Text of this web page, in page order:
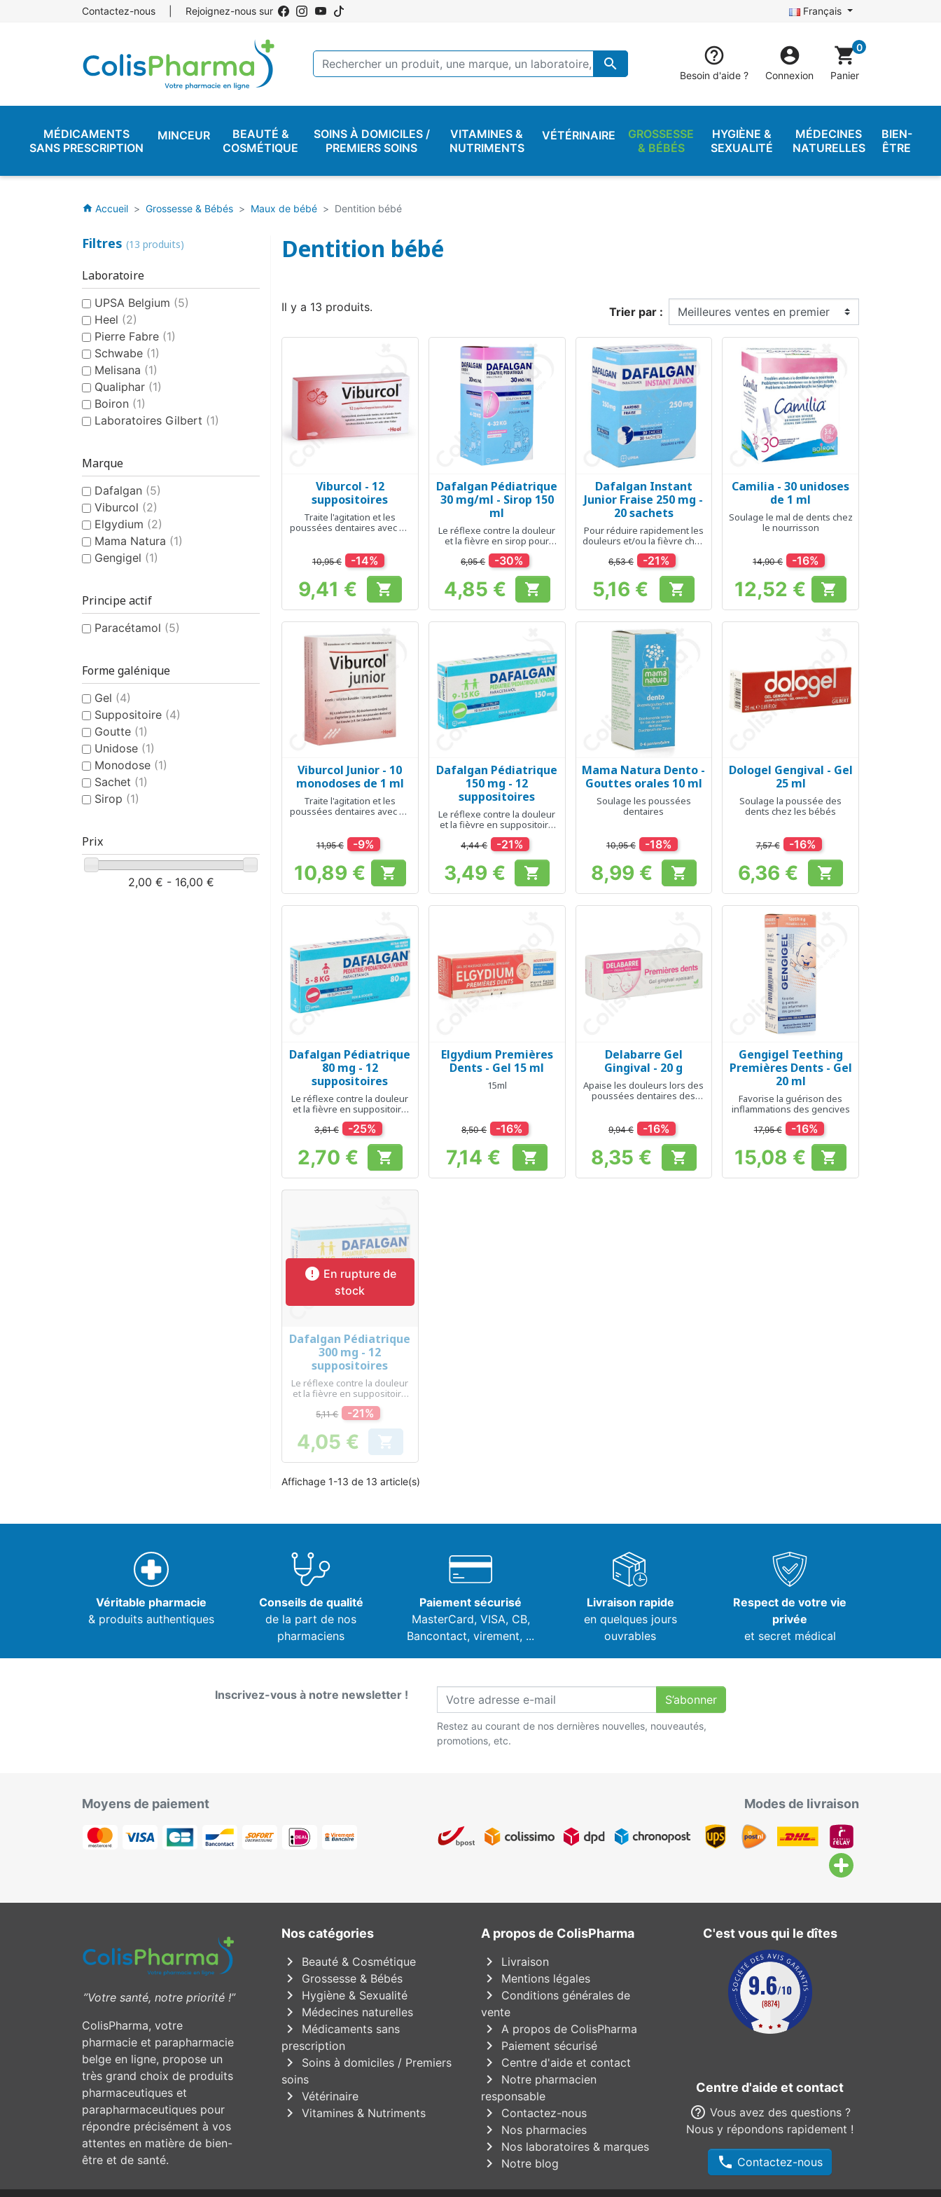
Contactez-nous Rejoignez-nous sur Français
 
Besoin d'aide ?

Connexion
shopping_cart0
Panier
MÉDICAMENTS
SANS PRESCRIPTION
MINCEUR
BEAUTÉ &
COSMÉTIQUE
SOINS À DOMICILES /
PREMIERS SOINS
VITAMINES &
NUTRIMENTS
VÉTÉRINAIRE
GROSSESSE
& BÉBÉS
HYGIÈNE &
SEXUALITÉ
MÉDECINES
NATURELLES
BIEN-
ÊTRE
home Accueil Grossesse & Bébés Maux de bébé Dentition bébé
Filtres (13 produits)
Laboratoire
UPSA Belgium (5)
Heel (2)
Pierre Fabre (1)
Schwabe (1)
Melisana (1)
Qualiphar (1)
Boiron (1)
Laboratoires Gilbert (1)
Marque
Dafalgan (5)
Viburcol (2)
Elgydium (2)
Mama Natura (1)
Gengigel (1)
Principe actif
Paracétamol (5)
Forme galénique
Gel (4)
Suppositoire (4)
Goutte (1)
Unidose (1)
Monodose (1)
Sachet (1)
Sirop (1)
Prix
2,00 € - 16,00 €
Dentition bébé
Il y a 13 produits. Trier par :
Aperçu rapide
Viburcol - 12
suppositoires
Traite l'agitation et les
poussées dentaires avec ou
10,95 € -14%
Prix
9,41 € 
 Aperçu rapide
Dafalgan Pédiatrique
30 mg/ml - Sirop 150
ml
Le réflexe contre la douleur
et la fièvre en sirop pour
enfant
6,95 € -30%
Prix
4,85 € 
Aperçu rapide
Dafalgan Instant
Junior Fraise 250 mg -
20 sachets
Pour réduire rapidement les
douleurs et/ou la fièvre chez
les enfants
6,53 € -21%
Prix
5,16 € 
Aperçu rapide
Camilia - 30 unidoses
de 1 ml
Soulage le mal de dents chez
le nourrisson
14,90 € -16%
Prix
12,52 € 
Aperçu rapide
Viburcol Junior - 10
monodoses de 1 ml
Traite l'agitation et les
poussées dentaires avec ou
11,95 € -9%
Prix
10,89 € 
 Aperçu rapide
Dafalgan Pédiatrique
150 mg - 12
suppositoires
Le réflexe contre la douleur
et la fièvre en suppositoire
pour enfant
4,44 € -21%
Prix
3,49 € 
Aperçu rapide
Mama Natura Dento -
Gouttes orales 10 ml
Soulage les poussées
dentaires
10,95 € -18%
Prix
8,99 € 
 Aperçu rapide
Dologel Gengival - Gel
25 ml
Soulage la poussée des
dents chez les bébés
7,57 € -16%
Prix
6,36 € 
 Aperçu rapide
Dafalgan Pédiatrique
80 mg - 12
suppositoires
Le réflexe contre la douleur
et la fièvre en suppositoire
pour enfant
3,61 € -25%
Prix
2,70 € 
Aperçu rapide
Elgydium Premières
Dents - Gel 15 ml
15ml
8,50 € -16%
Prix
7,14 € 
Aperçu rapide
Delabarre Gel
Gingival - 20 g
Apaise les douleurs lors des
poussées dentaires des
9,94 € -16%
Prix
8,35 € 
Aperçu rapide
Gengigel Teething
Premières Dents - Gel
20 ml
Favorise la guérison des
inflammations des gencives
17,95 € -16%
Prix
15,08 € 
 En rupture de
stock
 Aperçu rapide
Dafalgan Pédiatrique
300 mg - 12
suppositoires
Le réflexe contre la douleur
et la fièvre en suppositoire
pour enfant
5,11 € -21%
Prix
4,05 € 
Affichage 1-13 de 13 article(s)
Véritable pharmacie
& produits authentiques
Conseils de qualité
de la part de nos
pharmaciens
Paiement sécurisé
MasterCard, VISA, CB,
Bancontact, virement, ...
Livraison rapide
en quelques jours
ouvrables
Respect de votre vie
privée
et secret médical
Inscrivez-vous à notre newsletter ! S’abonner
Restez au courant de nos dernières nouvelles, nouveautés,
promotions, etc.
Moyens de paiement Modes de livraison
”Votre santé, notre priorité !”
ColisPharma, votre
pharmacie et parapharmacie
belge en ligne, propose un
très grand choix de produits
pharmaceutiques et
parapharmaceutiques pour
répondre précisément à vos
attentes en matière de bien-
être et de santé.
Nos catégories
chevron_right Beauté & Cosmétique
chevron_right Grossesse & Bébés
chevron_right Hygiène & Sexualité
chevron_right Médecines naturelles
chevron_right
Médicaments sans
prescription
chevron_right
Soins à domiciles / Premiers
soins
chevron_right Vétérinaire
chevron_right Vitamines & Nutriments
A propos de ColisPharma
chevron_right Livraison
chevron_right Mentions légales
chevron_right
Conditions générales de
vente
chevron_right A propos de ColisPharma
chevron_right Paiement sécurisé
chevron_right Centre d'aide et contact
chevron_right
Notre pharmacien
responsable
chevron_right Contactez-nous
chevron_right Nos pharmacies
chevron_right Nos laboratoires & marques
chevron_right Notre blog
C'est vous qui le dîtes
Centre d'aide et contact
help_outline Vous avez des questions ?
Nous y répondons rapidement !
phone Contactez-nous